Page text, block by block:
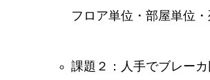
フロア単位・部屋単位
課題２：人手でブレー